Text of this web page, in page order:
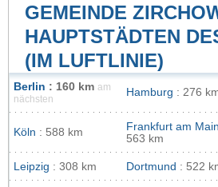
GEMEINDE
HAUPTSTÄDTEN
(IM LUFTLINIE)
Berlin : 160 km am
nächsten
Hamburg : 276
Köln : 588 km Frankfurt am Main
563 km
Leipzig : 308 km Dortmund : 522